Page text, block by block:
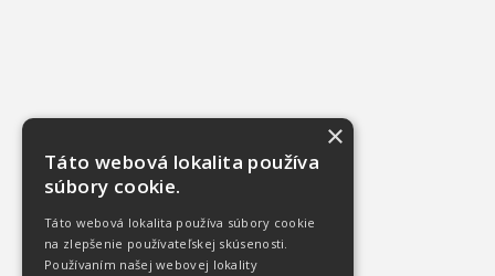
×
Táto webová lokalita používa
súbory cookie.
Táto webová lokalita používa súbory cookie
na zlepšenie používateľskej skúsenosti.
Používaním našej webovej lokality